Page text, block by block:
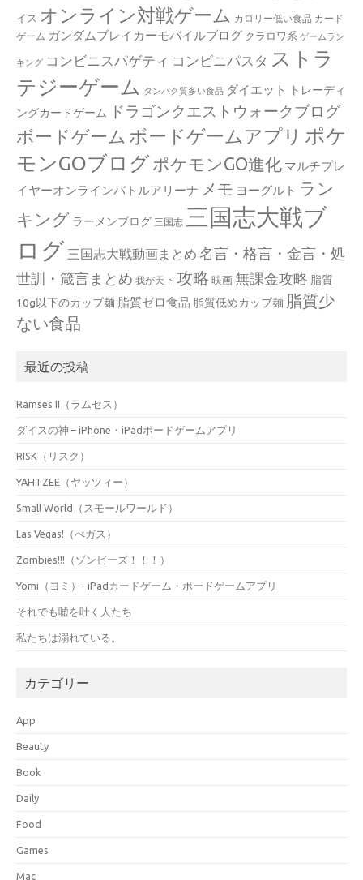
イス オンライン対戦ゲーム カロリー低い食品 カード
ゲーム ガンダムブレイカーモバイルブログ クラロワ系 ゲームラン
キング コンビニスパゲティ コンビニパスタ ストラ
テジーゲーム
タンパク質多い食品 ダイエット
トレーディ
ングカードゲーム
ドラゴンクエストウォークブログ
ボードゲーム ボードゲームアプリ ポケ
モンGOブログポケモンGO進化 マルチプレ
イヤーオンラインバトルアリーナ メモ ヨーグルト ラン
キング ラーメンブログ 三国志 三国志大戦ブ
ログ 三国志大戦動画まとめ 名言・格言・金言・処
世訓・箴言まとめ 我が天下 攻略 映画 無課金攻略 脂質
10g以下のカップ麺 脂質ゼロ食品 脂質低めカップ麺 脂質少
ない食品
最近の投稿
Ramses II（ラムセス）
ダイスの神 – iPhone・iPadボードゲームアプリ
RISK（リスク）
YAHTZEE（ヤッツィー）
Small World（スモールワールド）
Las Vegas!（べガス）
Zombies!!!（ゾンビーズ！！！）
Yomi（ヨミ）- iPadカードゲーム・ボードゲームアプリ
それでも嘘を吐く人たち
私たちは溺れている。
カテゴリー
App
Beauty
Book
Daily
Food
Games
Mac